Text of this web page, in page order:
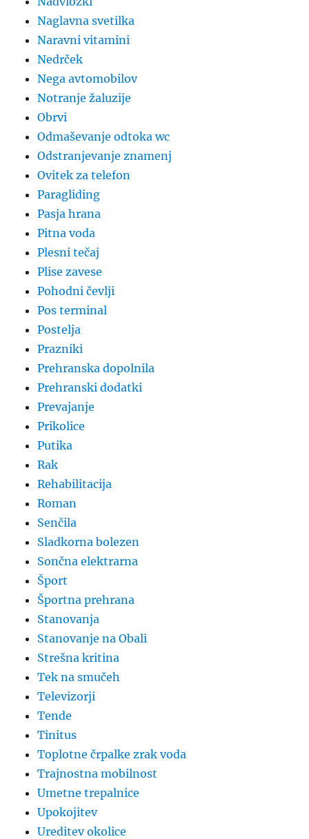
Naglavna svetilka
Naravni vitamini
Nedrček
Nega avtomobilov
Notranje žaluzije
Obrvi
Odmaševanje odtoka wc
Odstranjevanje znamenj
Ovitek za telefon
Paragliding
Pasja hrana
Pitna voda
Plesni tečaj
Plise zavese
Pohodni čevlji
Pos terminal
Postelja
Prazniki
Prehranska dopolnila
Prehranski dodatki
Prevajanje
Prikolice
Putika
Rak
Rehabilitacija
Roman
Senčila
Sladkorna bolezen
Sončna elektrarna
Šport
Športna prehrana
Stanovanja
Stanovanje na Obali
Strešna kritina
Tek na smučeh
Televizorji
Tende
Tinitus
Toplotne črpalke zrak voda
Trajnostna mobilnost
Umetne trepalnice
Upokojitev
Ureditev okolice